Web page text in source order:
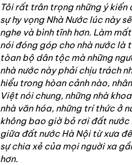
Tôi rất trân trọng những ý
sự hy vọng Nhà Nước lúc này
nghe và bình tĩnh hơn. Làm
nói đóng góp cho nhà nước là
tòan bộ dân tộc mà những
nhà nước này phải chịu trách
hiểu trong hòan cảnh nào,
Việt nói chung, những nhà
nhà văn hóa, những trí thức ở
không bao giờ bỏ rơi đất nước
giữa đất nước Hà Nội từ xưa
sự chia xẻ của mọi nguời xa
hơn.